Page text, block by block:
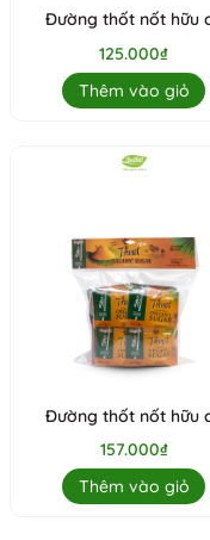
Đường thốt nốt hữu
125.000₫
Thêm vào giỏ
Đường thốt nốt hữu
157.000₫
Thêm vào giỏ